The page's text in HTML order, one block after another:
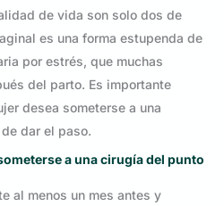
de vida son solo dos de
es una forma estupenda de
por estrés, que muchas
del parto. Es importante
desea someterse a una
dar el paso.
a una cirugía del punto
al menos un mes antes y